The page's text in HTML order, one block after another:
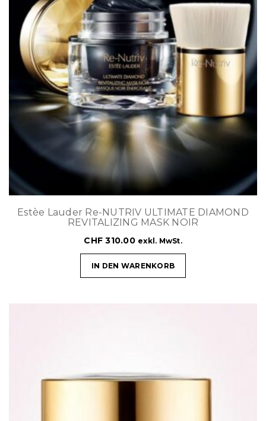
Estèe Lauder Re-NUTRIV ULTIMATE DIAMOND
REVITALIZING MASK NOIR
CHF 310.00 exkl. MwSt.
IN DEN WARENKORB